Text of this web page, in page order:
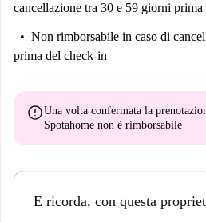
cancellazione tra 30 e 59 giorni
Non rimborsabile in caso di
prima del check-in
errorUna volta confermata la
Spotahome non è rimborsabile
E ricorda, con questa